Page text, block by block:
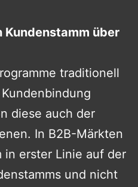
Kundenstamm über
traditionell
diese auch der
In B2B-Märkten
in erster Linie auf der
und nicht